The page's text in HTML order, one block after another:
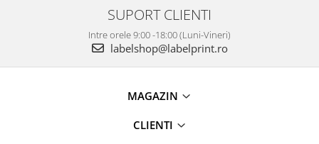
SUPORT CLIENTI
Intre orele 9:00 -18:00 (Luni-Vineri)
labelshop@labelprint.ro
MAGAZIN
CLIENTI